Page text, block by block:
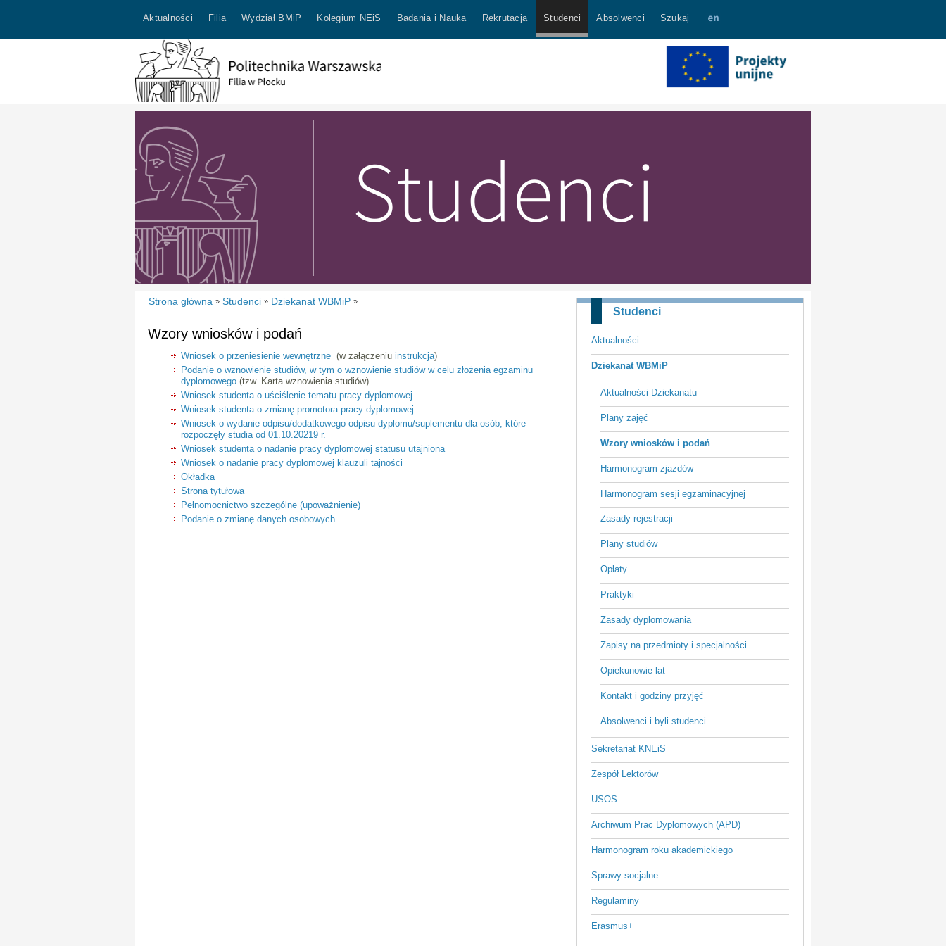
Aktualności Filia Wydział BMiP Kolegium NEiS Badania i Nauka Rekrutacja Studenci Absolwenci Szukaj
Studenci
Aktualności
Dziekanat WBMiP
Aktualności Dziekanatu
Plany zajęć
Wzory wniosków i podań
Harmonogram zjazdów
Harmonogram sesji egzaminacyjnej
Zasady rejestracji
Plany studiów
Opłaty
Praktyki
Zasady dyplomowania
Zapisy na przedmioty i specjalności
Opiekunowie lat
Kontakt i godziny przyjęć
Absolwenci i byli studenci
Sekretariat KNEiS
Zespół Lektorów
USOS
Archiwum Prac Dyplomowych (APD)
Harmonogram roku akademickiego
Sprawy socjalne
Regulaminy
Erasmus+
Strona główna » Studenci » Dziekanat WBMiP »
Wzory wniosków i podań
Wniosek o przeniesienie wewnętrzne (w załączeniuinstrukcja)
Podanie o wznowienie studiów, w tym o wznowienie studiów w celu złożenia egzaminu
dyplomowego (tzw. Karta wznowienia studiów)
Wniosek studenta o uściślenie tematu pracy dyplomowej
Wniosek studenta o zmianę promotora pracy dyplomowej
Wniosek o wydanie odpisu/dodatkowego odpisu dyplomu/suplementu dla osób, które
rozpoczęły studia od 01.10.20219 r.
Wniosek studenta o nadanie pracy dyplomowej statusu utajniona
Wniosek o nadanie pracy dyplomowej klauzuli tajności
Okładka
Strona tytułowa
Pełnomocnictwo szczególne (upoważnienie)
Podanie o zmianę danych osobowych